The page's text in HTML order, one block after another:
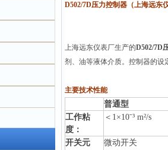
D502/7D压力控制器 （上海远东
上海远东仪表厂生产的D502/7D
剂、油等液体介质。控制器的
主要技术性能
普通型
工作粘
度：
＜1×10ˉ³ m²/s
开关元
微动开关